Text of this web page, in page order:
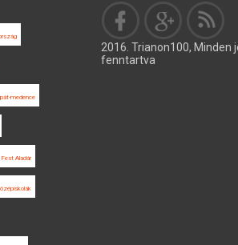
medence
Fest Aladár
2016. Trianon100, Minden
fenntartva